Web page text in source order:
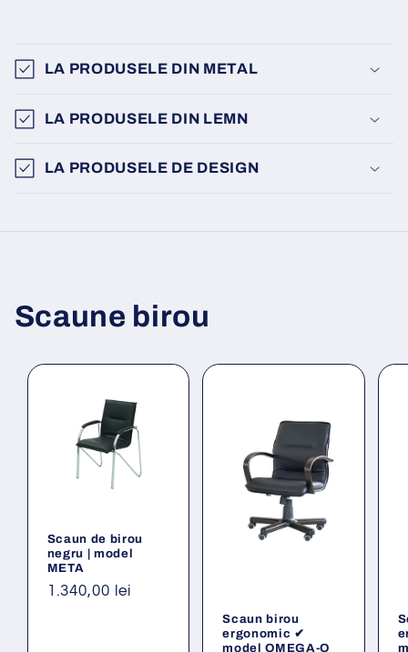
LA PRODUSELE DIN METAL
LA PRODUSELE DIN LEMN
LA PRODUSELE DE DESIGN
Scaune birou
Scaun de birou
negru | model
META
Preț
1.340,00 lei
Scaun birou
ergonomic ✔
model OMEGA-O